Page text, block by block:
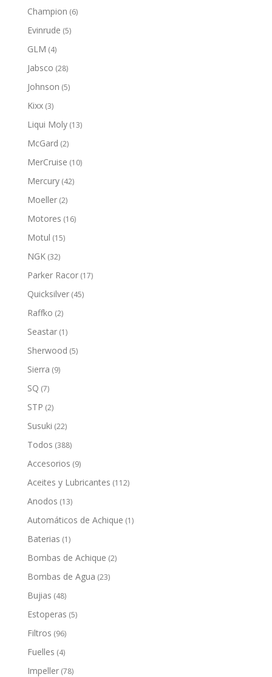
Champion (6)
Evinrude (5)
GLM (4)
Jabsco (28)
Johnson (5)
Kixx (3)
Liqui Moly (13)
McGard (2)
MerCruise (10)
Mercury (42)
Moeller (2)
Motores (16)
Motul (15)
NGK (32)
Parker Racor (17)
Quicksilver (45)
Raffko (2)
Seastar (1)
Sherwood (5)
Sierra (9)
SQ (7)
STP (2)
Susuki (22)
Todos (388)
Accesorios (9)
Aceites y Lubricantes (112)
Anodos (13)
Automáticos de Achique (1)
Baterias (1)
Bombas de Achique (2)
Bombas de Agua (23)
Bujias (48)
Estoperas (5)
Filtros (96)
Fuelles (4)
Impeller (78)